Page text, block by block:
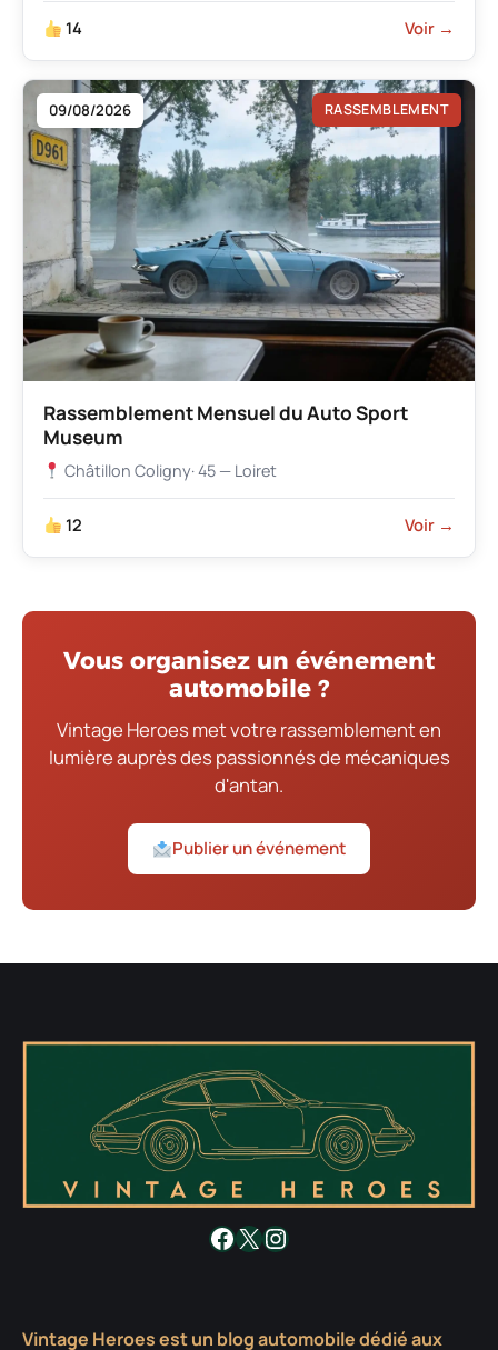
14 Voir →
09/08/2026 RASSEMBLEMENT
Rassemblement Mensuel du Auto Sport
Museum
Châtillon Coligny· 45 — Loiret
12 Voir →
Vous organisez un événement
automobile ?
Vintage Heroes met votre rassemblement en
lumière auprès des passionnés de mécaniques
d'antan.
Publier un événement
Facebook
X Instagram
Vintage Heroes est un blog automobile dédié aux